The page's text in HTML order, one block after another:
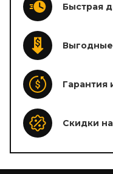
Быстрая
Выгодные
Гарантия
Скидки